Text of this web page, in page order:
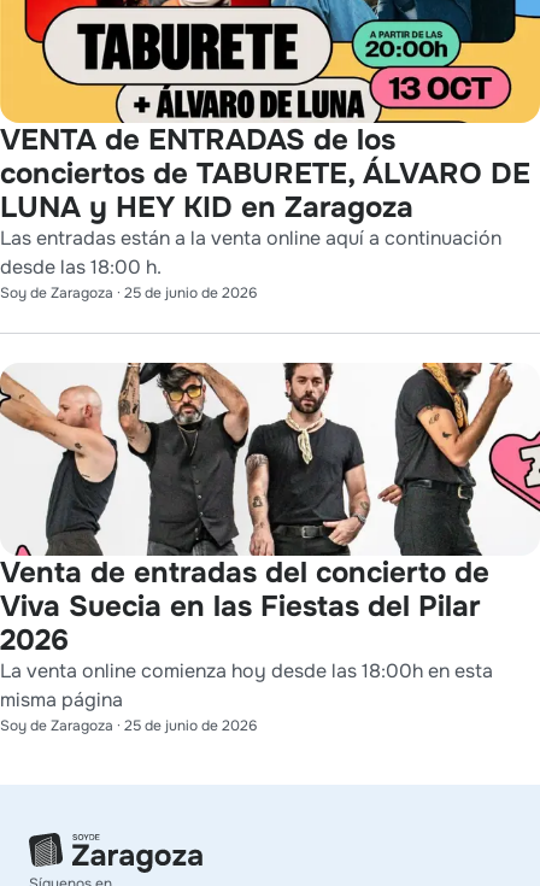
VENTA de ENTRADAS de los
conciertos de TABURETE, ÁLVARO DE
LUNA y HEY KID en Zaragoza
Las entradas están a la venta online aquí a continuación
desde las 18:00 h.
Soy de Zaragoza · 25 de junio de 2026
Venta de entradas del concierto de
Viva Suecia en las Fiestas del Pilar
2026
La venta online comienza hoy desde las 18:00h en esta
misma página
Soy de Zaragoza · 25 de junio de 2026